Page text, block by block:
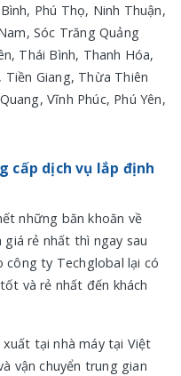
Phú Thọ, Ninh Thuận,
Sóc Trăng Quảng
Thái Bình, Thanh Hóa,
, Tiền Giang, Thừa Thiên
Vĩnh Phúc, Phú Yên,
cấp dịch vụ lắp định
những băn khoăn về
rẻ nhất thì ngay sau
công ty Techglobal lại có
và rẻ nhất đến khách
xuất tại nhà máy tại Việt
vận chuyển trung gian